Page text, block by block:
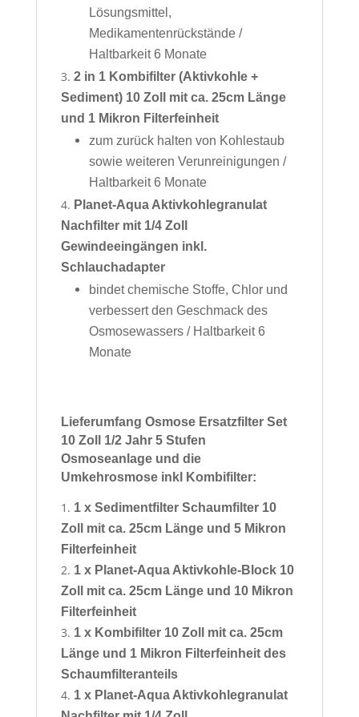
Lösungsmittel,
Medikamentenrückstände /
Haltbarkeit 6 Monate
2 in 1 Kombifilter (Aktivkohle +
Sediment) 10 Zoll mit ca. 25cm Länge
und 1 Mikron Filterfeinheit
zum zurück halten von Kohlestaub
sowie weiteren Verunreinigungen /
Haltbarkeit 6 Monate
Planet-Aqua Aktivkohlegranulat
Nachfilter mit 1/4 Zoll
Gewindeeingängen inkl.
Schlauchadapter
bindet chemische Stoffe, Chlor und
verbessert den Geschmack des
Osmosewassers / Haltbarkeit 6
Monate
Lieferumfang Osmose Ersatzfilter Set
10 Zoll 1/2 Jahr 5 Stufen
Osmoseanlage und die
Umkehrosmose inkl Kombifilter:
1 x Sedimentfilter Schaumfilter 10
Zoll mit ca. 25cm Länge und 5 Mikron
Filterfeinheit
1 x Planet-Aqua Aktivkohle-Block 10
Zoll mit ca. 25cm Länge und 10 Mikron
Filterfeinheit
1 x Kombifilter 10 Zoll mit ca. 25cm
Länge und 1 Mikron Filterfeinheit des
Schaumfilteranteils
1 x Planet-Aqua Aktivkohlegranulat